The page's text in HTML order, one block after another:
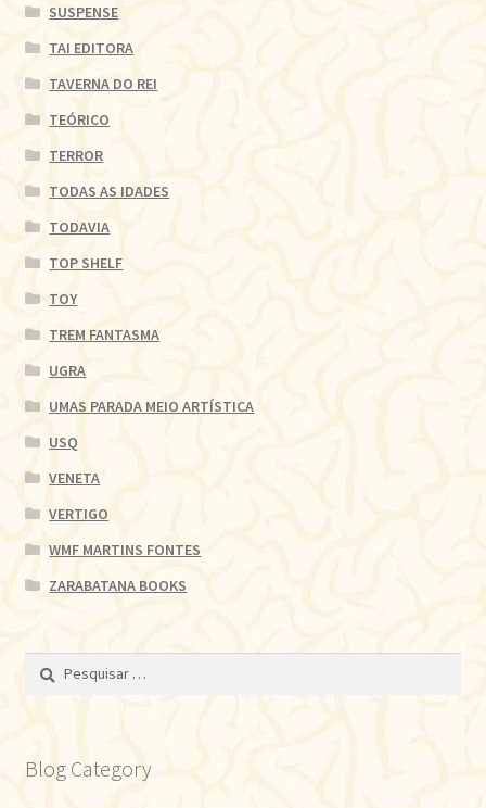
SUSPENSE
TAI EDITORA
TAVERNA DO REI
TEÓRICO
TERROR
TODAS AS IDADES
TODAVIA
TOP SHELF
TOY
TREM FANTASMA
UGRA
UMAS PARADA MEIO ARTÍSTICA
USQ
VENETA
VERTIGO
WMF MARTINS FONTES
ZARABATANA BOOKS
Pesquisar
Blog Category